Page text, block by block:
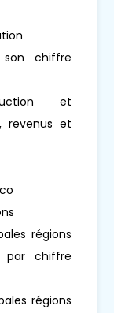
chiffre
et
revenus et
régions
par chiffre
régions